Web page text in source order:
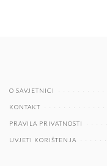
O SAVJETNICI
KONTAKT
PRAVILA PRIVATNOSTI
UVJETI KORIŠTENJA